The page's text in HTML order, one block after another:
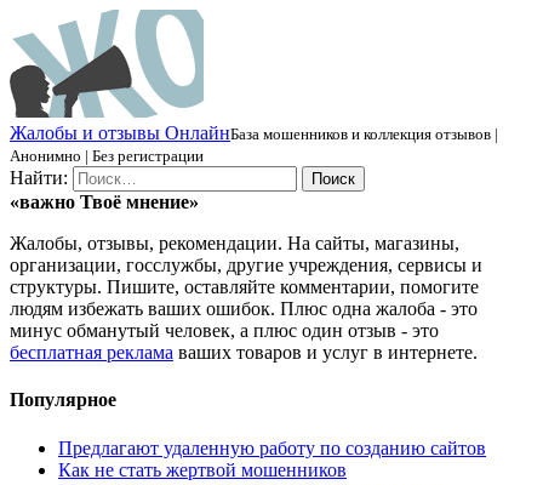
Жалобы и отзывы ОнлайнБаза мошенников и коллекция отзывов |
Анонимно | Без регистрации
Найти:
«важно Твоё мнение»
Жалобы, отзывы, рекомендации. На сайты, магазины,
организации, госслужбы, другие учреждения, сервисы и
структуры. Пишите, оставляйте комментарии, помогите
людям избежать ваших ошибок. Плюс одна жалоба - это
минус обманутый человек, а плюс один отзыв - это
бесплатная реклама ваших товаров и услуг в интернете.
Популярное
Предлагают удаленную работу по созданию сайтов
Как не стать жертвой мошенников